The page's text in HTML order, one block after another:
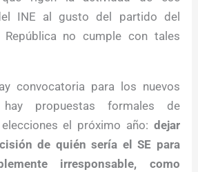
INE al gusto del partido del
no cumple con tales
convocatoria para los nuevos
propuestas formales de
el próximo año: dejar
de quién sería el SE para
irresponsable, como